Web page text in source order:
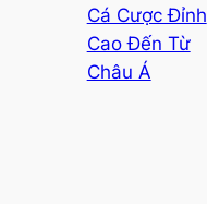
Cá Cược Đỉnh
Cao Đến Từ
Châu Á